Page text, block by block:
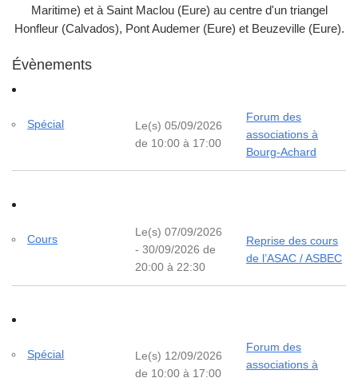
Maritime) et à Saint Maclou (Eure) au centre d'un triangel
Honfleur (Calvados), Pont Audemer (Eure) et Beuzeville (Eure).
Évènements
Spécial
Le(s) 05/09/2026
de 10:00 à 17:00
Forum des
associations à
Bourg-Achard
Cours
Le(s) 07/09/2026
- 30/09/2026 de
20:00 à 22:30
Reprise des cours
de l’ASAC / ASBEC
Spécial
Le(s) 12/09/2026
de 10:00 à 17:00
Forum des
associations à